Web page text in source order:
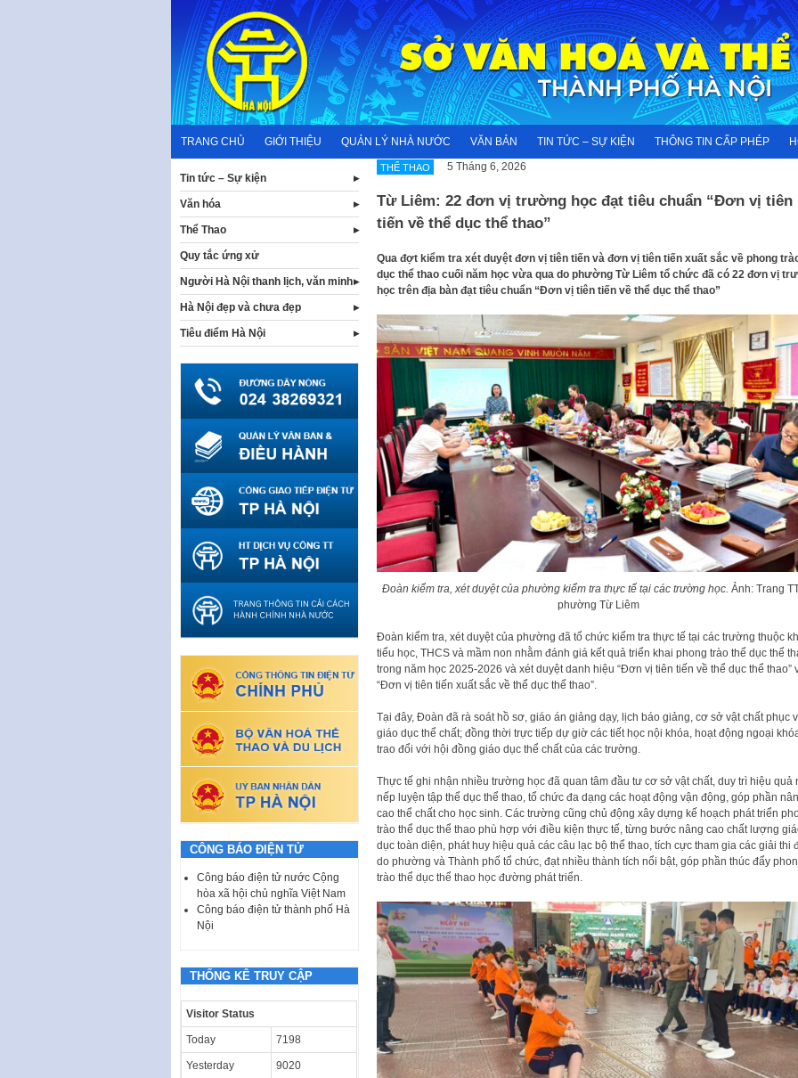
content
TRANG CHỦ GIỚI THIỆU QUẢN LÝ NHÀ NƯỚC VĂN BẢN TIN TỨC – SỰ KIỆN THÔNG TIN CẤP PHÉP
THỂ THAO 5 Tháng 6, 2026
Từ Liêm: 22 đơn vị trường học đạt tiêu chuẩn “Đơn vị tiên
tiến về thể dục thể thao”
Qua đợt kiểm tra xét duyệt đơn vị tiên tiến và đơn vị tiên tiến xuất sắc về phong
dục thể thao cuối năm học vừa qua do phường Từ Liêm tổ chức đã có 22 đơn vị
học trên địa bàn đạt tiêu chuẩn “Đơn vị tiên tiến về thể dục thể thao”
Đoàn kiểm tra, xét duyệt của phường kiểm tra thực tế tại các trường học.Ảnh: Trang
phường Từ Liêm
Đoàn kiểm tra, xét duyệt của phường đã tổ chức kiểm tra thực tế tại các trường thuộc
tiểu học, THCS và mầm non nhằm đánh giá kết quả triển khai phong trào thể dục thể
trong năm học 2025-2026 và xét duyệt danh hiệu “Đơn vị tiên tiến về thể dục thể thao”
“Đơn vị tiên tiến xuất sắc về thể dục thể thao”.
Tại đây, Đoàn đã rà soát hồ sơ, giáo án giảng dạy, lịch báo giảng, cơ sở vật chất phục
giáo dục thể chất; đồng thời trực tiếp dự giờ các tiết học nội khóa, hoạt động ngoại
trao đổi với hội đồng giáo dục thể chất của các trường.
Thực tế ghi nhận nhiều trường học đã quan tâm đầu tư cơ sở vật chất, duy trì hiệu quả
nếp luyện tập thể dục thể thao, tổ chức đa dạng các hoạt động vận động, góp phần
cao thể chất cho học sinh. Các trường cũng chủ động xây dựng kế hoạch phát triển
trào thể dục thể thao phù hợp với điều kiện thực tế, từng bước nâng cao chất lượng
dục toàn diện, phát huy hiệu quả các câu lạc bộ thể thao, tích cực tham gia các giải thi
do phường và Thành phố tổ chức, đạt nhiều thành tích nổi bật, góp phần thúc đẩy
trào thể dục thể thao học đường phát triển.
Tin tức – Sự kiện
Văn hóa
Thể Thao
Quy tắc ứng xử
Người Hà Nội thanh lịch, văn minh
Hà Nội đẹp và chưa đẹp
Tiêu điểm Hà Nội
CÔNG BÁO ĐIỆN TỬ
Công báo điện tử nước Cộng
hòa xã hội chủ nghĩa Việt Nam
Công báo điện tử thành phố Hà
Nội
THỐNG KÊ TRUY CẬP
Visitor Status
Today 7198
Yesterday 9020